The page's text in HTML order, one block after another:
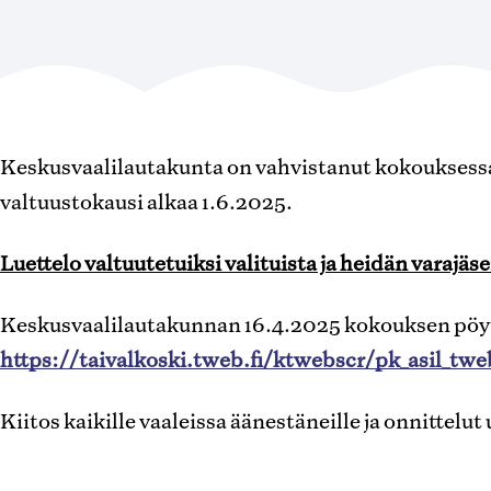
Keskusvaalilautakunta on vahvistanut
valtuustokausi alkaa 1.6.2025.
Luettelo valtuutetuiksi valituista ja heidän
Keskusvaalilautakunnan 16.4.2025 kokouksen
https://taivalkoski.tweb.fi/ktwebscr/
Kiitos kaikille vaaleissa äänestäneille ja